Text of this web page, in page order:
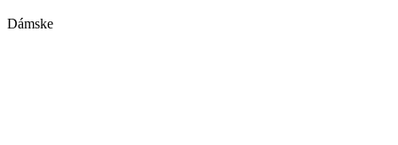
Dámske